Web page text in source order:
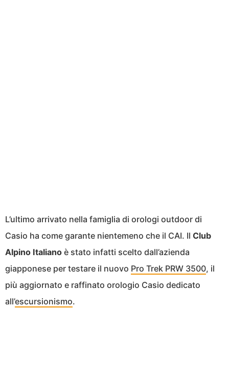
L’ultimo arrivato nella famiglia di orologi outdoor di
Casio ha come garante nientemeno che il CAI. Il Club
Alpino Italiano è stato infatti scelto dall’azienda
giapponese per testare il nuovo Pro Trek PRW 3500, il
più aggiornato e raffinato orologio Casio dedicato
all’escursionismo.